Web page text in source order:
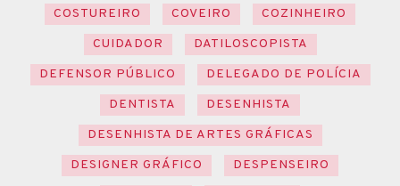
COSTUREIRO
COVEIRO
COZINHEIRO
CUIDADOR
DATILOSCOPISTA
DEFENSOR PÚBLICO
DELEGADO DE POLÍCIA
DENTISTA
DESENHISTA
DESENHISTA DE ARTES GRÁFICAS
DESIGNER GRÁFICO
DESPENSEIRO